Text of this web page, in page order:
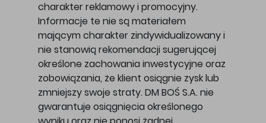
charakter reklamowy i promocyjny.
Informacje te nie są materiałem
mającym charakter zindywidualizowany i
nie stanowią rekomendacji sugerującej
określone zachowania inwestycyjne oraz
zobowiązania, że klient osiągnie zysk lub
zmniejszy swoje straty. DM BOŚ S.A. nie
gwarantuje osiągnięcia określonego